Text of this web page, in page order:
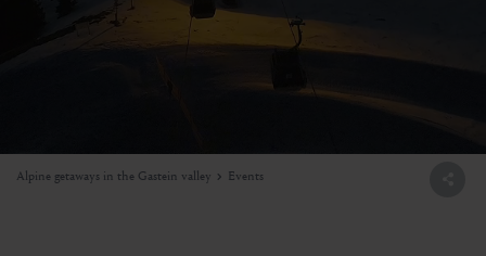
Alpine getaways in the Gastein valley Events